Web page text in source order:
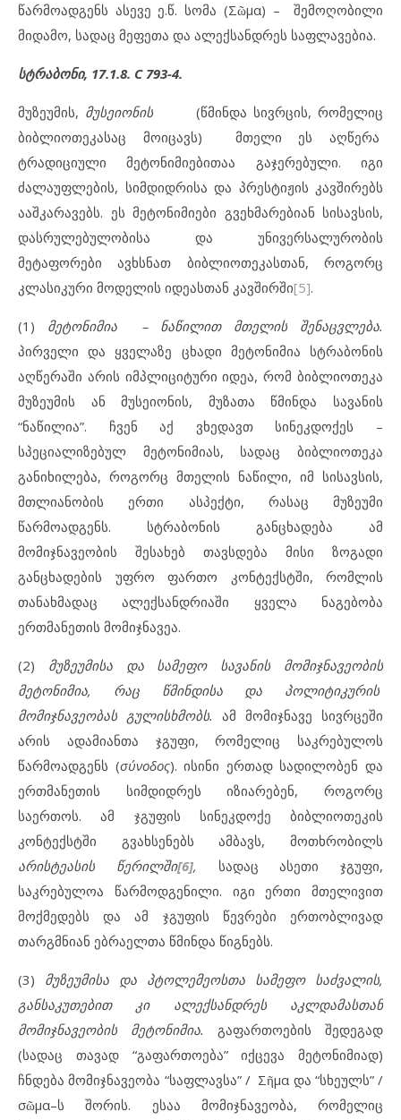
წარმოადგენს ასევე ე.წ. სომა (Σῶμα) – შემოღობილი
მიდამო, სადაც მეფეთა და ალექსანდრეს საფლავებია.
სტრაბონი, 17.1.8. C 793-4.
მუზეუმის, მუსეიონის(წმინდა სივრცის, რომელიც
ბიბლიოთეკასაც მოიცავს) მთელი ეს აღწერა
ტრადიციული მეტონიმიებითაა გაჯერებული. იგი
ძალაუფლების, სიმდიდრისა და პრესტიჟის კავშირებს
ააშკარავებს. ეს მეტონიმიები გვეხმარებიან სისავსის,
დასრულებულობისა და უნივერსალურობის
მეტაფორები ავხსნათ ბიბლიოთეკასთან, როგორც
კლასიკური მოდელის იდეასთან კავშირში[5].
(1) მეტონიმია – ნაწილით მთელის შენაცვლება.
პირველი და ყველაზე ცხადი მეტონიმია სტრაბონის
აღწერაში არის იმპლიციტური იდეა, რომ ბიბლიოთეკა
მუზეუმის ან მუსეიონის, მუზათა წმინდა სავანის
“ნაწილია”. ჩვენ აქ ვხედავთ სინეკდოქეს –
სპეციალიზებულ მეტონიმიას, სადაც ბიბლიოთეკა
განიხილება, როგორც მთელის ნაწილი, იმ სისავსის,
მთლიანობის ერთი ასპექტი, რასაც მუზეუმი
წარმოადგენს. სტრაბონის განცხადება ამ
მომიჯნავეობის შესახებ თავსდება მისი ზოგადი
განცხადების უფრო ფართო კონტექსტში, რომლის
თანახმადაც ალექსანდრიაში ყველა ნაგებობა
ერთმანეთის მომიჯნავეა.
(2) მუზეუმისა და სამეფო სავანის მომიჯნავეობის
მეტონიმია, რაც წმინდისა და პოლიტიკურის
მომიჯნავეობას გულისხმობს. ამ მომიჯნავე სივრცეში
არის ადამიანთა ჯგუფი, რომელიც საკრებულოს
წარმოადგენს (σύνοδος). ისინი ერთად სადილობენ და
ერთმანეთის სიმდიდრეს იზიარებენ, როგორც
საერთოს. ამ ჯგუფის სინეკდოქე ბიბლიოთეკის
კონტექსტში გვახსენებს ამბავს, მოთხრობილს
არისტეასის წერილში[6], სადაც ასეთი ჯგუფი,
საკრებულოა წარმოდგენილი. იგი ერთი მთელივით
მოქმედებს და ამ ჯგუფის წევრები ერთობლივად
თარგმნიან ებრაელთა წმინდა წიგნებს.
(3) მუზეუმისა და პტოლემეოსთა სამეფო საძვალის,
განსაკუთებით კი ალექსანდრეს აკლდამასთან
მომიჯნავეობის მეტონიმია. გაფართოების შედეგად
(სადაც თავად “გაფართოება” იქცევა მეტონიმიად)
ჩნდება მომიჯნავეობა “საფლავსა” / Σῆμα და “სხეულს” /
σῶμα–ს შორის. ესაა მომიჯნავეობა, რომელიც